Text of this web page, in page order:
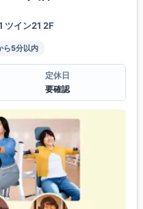
ツイン21 2F
ら5分以内
定休日
要確認